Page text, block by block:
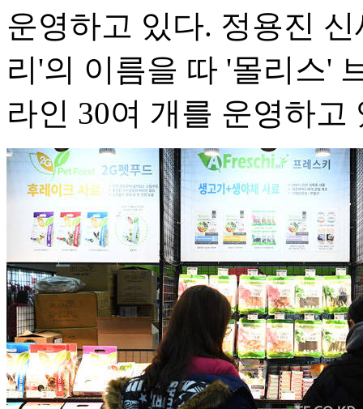
운영하고 있다. 정용진
리'의 이름을 따 '몰리스'
라인 30여 개를 운영하고